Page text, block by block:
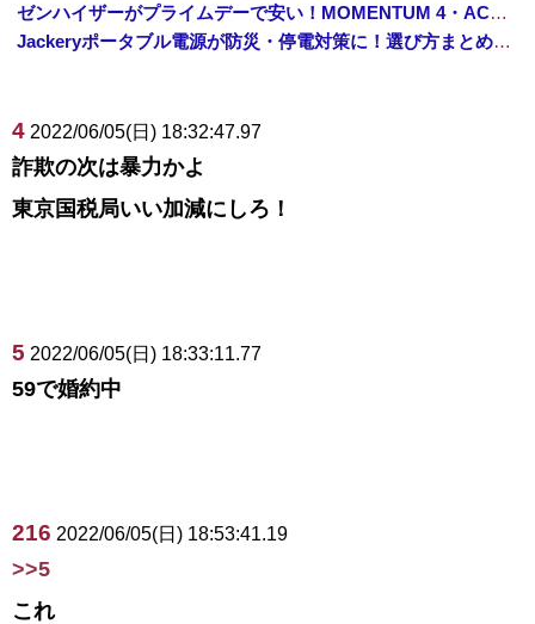
ゼンハイザーがプライムデーで安い！MOMENTUM 4・ACCENTUMなど対象モデルまとめ！
Jackeryポータブル電源が防災・停電対策に！選び方まとめ【プライムデー最終日】
4 2022/06/05(日) 18:32:47.97
詐欺の次は暴力かよ
東京国税局いい加減にしろ！
5 2022/06/05(日) 18:33:11.77
59で婚約中
216 2022/06/05(日) 18:53:41.19
>>5
これ